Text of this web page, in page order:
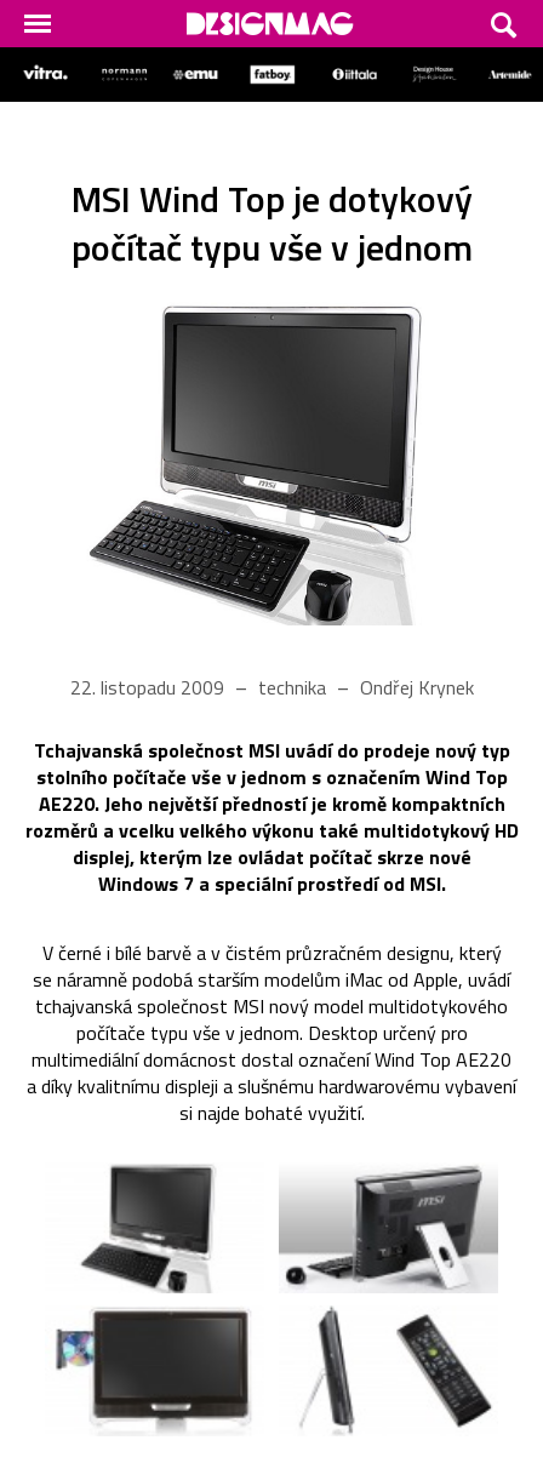
MSI Wind Top je dotykový
počítač typu vše v jednom
22. listopadu 2009 technika Ondřej Krynek
Tchajvanská společnost MSI uvádí do prodeje nový typ
stolního počítače vše v jednom s označením Wind Top
AE220. Jeho největší předností je kromě kompaktních
rozměrů a vcelku velkého výkonu také multidotykový HD
displej, kterým lze ovládat počítač skrze nové
Windows 7 a speciální prostředí od MSI.
V černé i bílé barvě a v čistém průzračném designu, který
se náramně podobá starším modelům iMac od Apple, uvádí
tchajvanská společnost MSI nový model multidotykového
počítače typu vše v jednom. Desktop určený pro
multimediální domácnost dostal označení Wind Top AE220
a díky kvalitnímu displeji a slušnému hardwarovému vybavení
si najde bohaté využití.